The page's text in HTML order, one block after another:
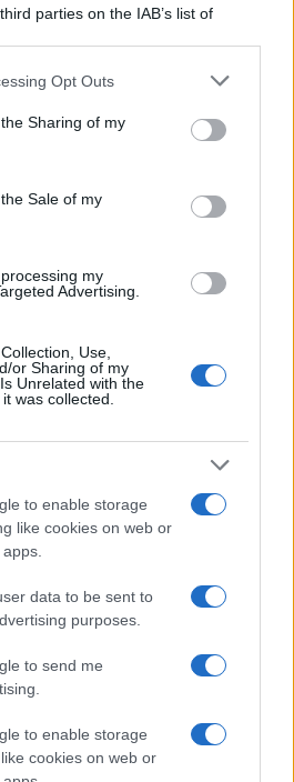
parties on the IAB’s list of
be disclosed by us to third parties
parties.
app uses one or more Google
and store information including but
usage behaviour. You may click to
Google and its third-party tags to
Opt Outs
Sharing of my
Sale of my
my
Advertising.
Use,
or Sharing of my
Unrelated with the
was collected.
to enable storage
like cookies on web or
data to be sent to
purposes.
to send me
to enable storage
cookies on web or